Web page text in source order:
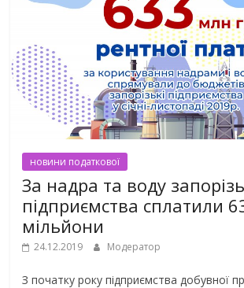
новини податкової
За надра та воду
підприємства сплатили
мільйони
24.12.2019 Модератор
З початку року підприємства добувної